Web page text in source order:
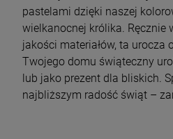
pastelami dzięki naszej
wielkanocnej królika. Ręcznie
jakości materiałów, ta urocza
Twojego domu świąteczny
lub jako prezent dla bliskich.
najbliższym radość świąt –